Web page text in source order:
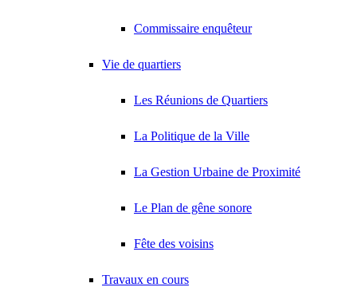
Commissaire enquêteur
Vie de quartiers
Les Réunions de Quartiers
La Politique de la Ville
La Gestion Urbaine de Proximité
Le Plan de gêne sonore
Fête des voisins
Travaux en cours